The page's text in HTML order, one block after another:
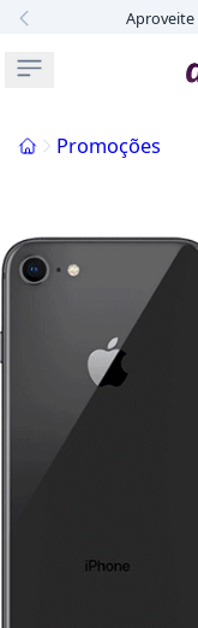
Aproveite
InícioPromoções